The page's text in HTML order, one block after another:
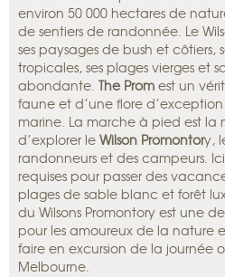
environ 50 000 hectares de
de sentiers de randonnée. Le
ses paysages de bush et côtiers,
tropicales, ses plages vierges et
abondante. The Prom est un
faune et d’une flore d’exception
marine. La marche à pied est la
d’explorer le Wilson Promontory,
randonneurs et des campeurs.
requises pour passer des
plages de sable blanc et forêt
du Wilsons Promontory est une
pour les amoureux de la nature
faire en excursion de la journée
Melbourne.